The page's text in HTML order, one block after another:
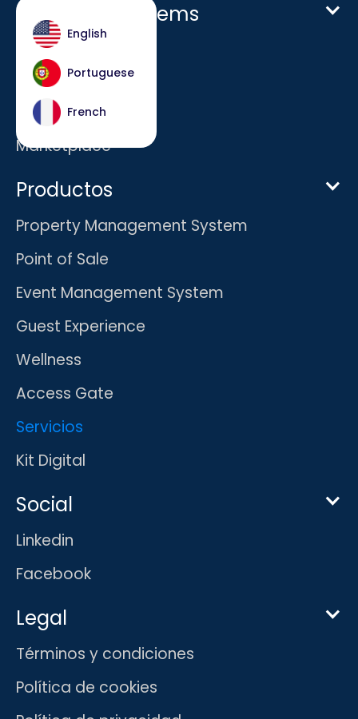
English
Portuguese
French
Host Hotel Systems
Homepage
Empresa
Carreras
Marketplace
Productos
Property Management System
Point of Sale
Event Management System
Guest Experience
Wellness
Access Gate
Servicios
Kit Digital
Social
Linkedin
Facebook
Legal
Términos y condiciones
Política de cookies